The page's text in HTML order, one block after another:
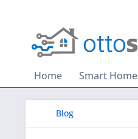
Home Smart Home
Blog